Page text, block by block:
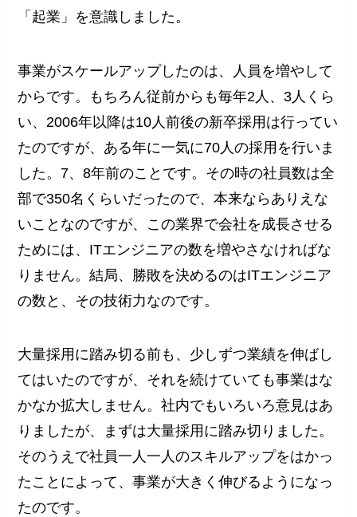
「起業」を意識しました。
事業がスケールアップしたのは、人員を増やして
からです。もちろん従前からも毎年2人、3人くら
い、2006年以降は10人前後の新卒採用は行ってい
たのですが、ある年に一気に70人の採用を行いま
した。7、8年前のことです。その時の社員数は全
部で350名くらいだったので、本来ならありえな
いことなのですが、この業界で会社を成長させる
ためには、ITエンジニアの数を増やさなければな
りません。結局、勝敗を決めるのはITエンジニア
の数と、その技術力なのです。
大量採用に踏み切る前も、少しずつ業績を伸ばし
てはいたのですが、それを続けていても事業はな
かなか拡大しません。社内でもいろいろ意見はあ
りましたが、まずは大量採用に踏み切りました。
そのうえで社員一人一人のスキルアップをはかっ
たことによって、事業が大きく伸びるようになっ
たのです。